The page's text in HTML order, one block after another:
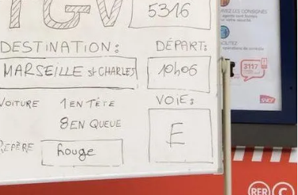
grande
distribution
à
penser
à
taille
humaine”